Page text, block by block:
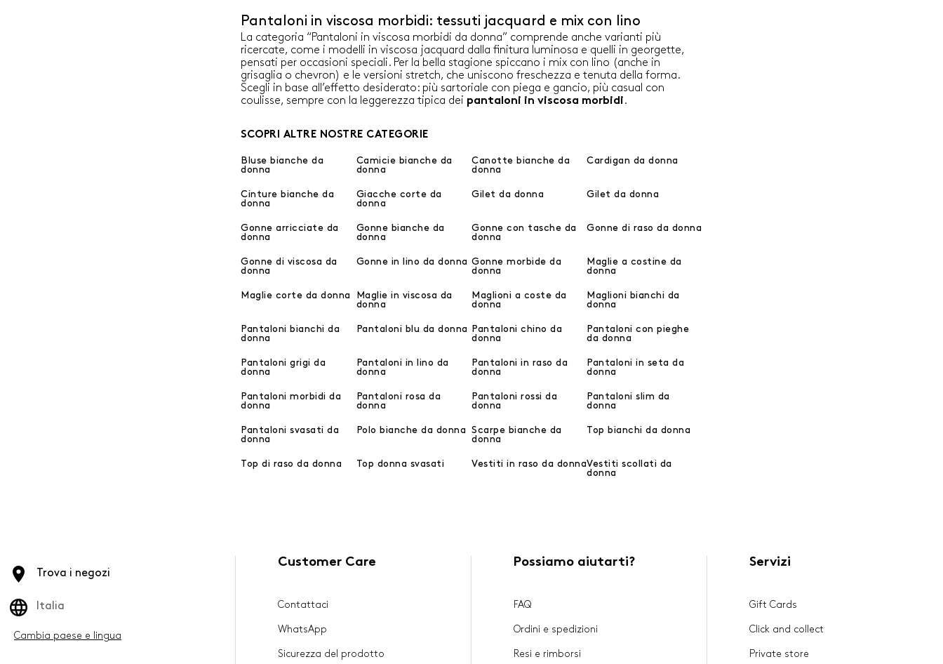
Pantaloni in viscosa morbidi: tessuti jacquard e mix con lino
La categoria “Pantaloni in viscosa morbidi da donna” comprende anche varianti più
ricercate, come i modelli in viscosa jacquard dalla finitura luminosa e quelli in georgette,
pensati per occasioni speciali. Per la bella stagione spiccano i mix con lino (anche in
grisaglia o chevron) e le versioni stretch, che uniscono freschezza e tenuta della forma.
Scegli in base all’effetto desiderato: più sartoriale con piega e gancio, più casual con
coulisse, sempre con la leggerezza tipica dei pantaloni in viscosa morbidi .
SCOPRI ALTRE NOSTRE CATEGORIE
Bluse bianche da
donna
Camicie bianche da
donna
Canotte bianche da
donna
Cardigan da donna
Cinture bianche da
donna
Giacche corte da
donna
Gilet da donna Gilet da donna
Gonne arricciate da
donna
Gonne bianche da
donna
Gonne con tasche da
donna
Gonne di raso da donna
Gonne di viscosa da
donna
Gonne in lino da donna Gonne morbide da
donna
Maglie a costine da
donna
Maglie corte da donna
Maglie in viscosa da
donna
Maglioni a coste da
donna
Maglioni bianchi da
donna
Pantaloni bianchi da
donna
Pantaloni blu da donna
Pantaloni chino da
donna
Pantaloni con pieghe
da donna
Pantaloni grigi da
donna
Pantaloni in lino da
donna
Pantaloni in raso da
donna
Pantaloni in seta da
donna
Pantaloni morbidi da
donna
Pantaloni rosa da
donna
Pantaloni rossi da
donna
Pantaloni slim da
donna
Pantaloni svasati da
donna
Polo bianche da donna
Scarpe bianche da
donna
Top bianchi da donna
Top di raso da donna Top donna svasati Vestiti in raso da donnaVestiti scollati da
donna
Trova i negozi
Italia
Cambia paese e lingua
Customer Care
Contattaci
WhatsApp
Sicurezza del prodotto
Possiamo aiutarti?
FAQ
Ordini e spedizioni
Resi e rimborsi
Servizi
Gift Cards
Click and collect
Private store